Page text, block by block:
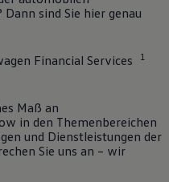
sind Sie hier genau
Financial Services 1
Maß an
in den Themenbereichen
und Dienstleistungen der
Sie uns an – wir